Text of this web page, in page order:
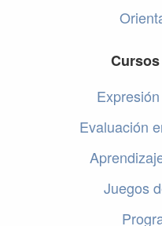
Evaluación
Juegos